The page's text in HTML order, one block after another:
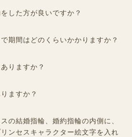
した方が良いですか？
期間はどのくらいかかりますか？
りますか？
ますか？
の結婚指輪、婚約指輪の内側に、
ンセスキャラクター絵文字を入れ